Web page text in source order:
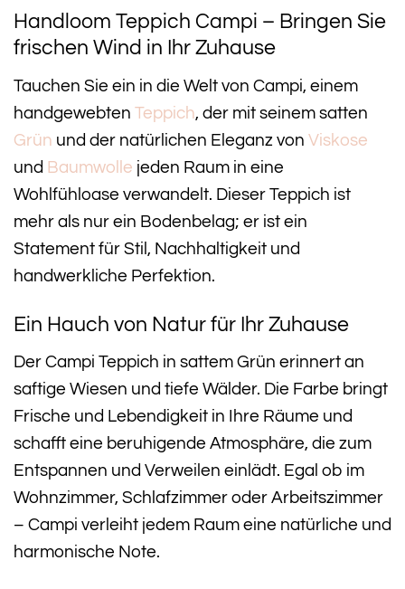
Handloom Teppich Campi – Bringen Sie
frischen Wind in Ihr Zuhause
Tauchen Sie ein in die Welt von Campi, einem
handgewebten Teppich, der mit seinem satten
Grün und der natürlichen Eleganz von Viskose
und Baumwolle jeden Raum in eine
Wohlfühloase verwandelt. Dieser Teppich ist
mehr als nur ein Bodenbelag; er ist ein
Statement für Stil, Nachhaltigkeit und
handwerkliche Perfektion.
Ein Hauch von Natur für Ihr Zuhause
Der Campi Teppich in sattem Grün erinnert an
saftige Wiesen und tiefe Wälder. Die Farbe bringt
Frische und Lebendigkeit in Ihre Räume und
schafft eine beruhigende Atmosphäre, die zum
Entspannen und Verweilen einlädt. Egal ob im
Wohnzimmer, Schlafzimmer oder Arbeitszimmer
– Campi verleiht jedem Raum eine natürliche und
harmonische Note.